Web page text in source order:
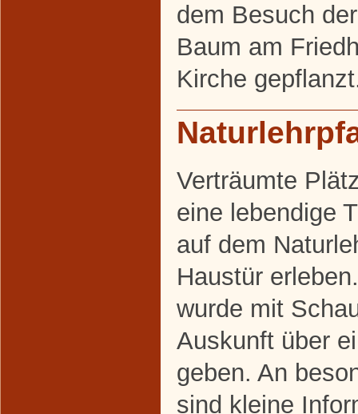
dem Besuch
Baum am
Kirche
Verträumte
eine lebendige
auf dem
Haustür
wurde mit
Auskunft über
geben. An
sind kleine